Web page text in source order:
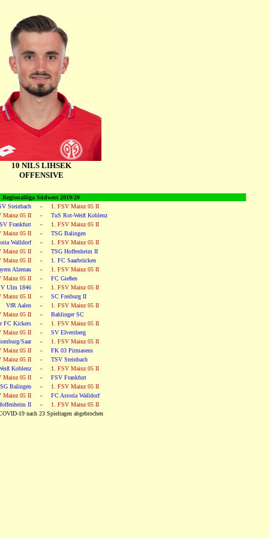
10 NILS LIHSEK
OFFENSIVE
Regionalliga Südwest 2019/20
Steinbach - 1. FSV Mainz 05 II
Mainz 05 II - TuS Rot-Weiß Koblenz
Frankfurt - 1. FSV Mainz 05 II
Mainz 05 II - TSG Balingen
Walldorf - 1. FSV Mainz 05 II
Mainz 05 II - TSG Hoffenheim II
Mainz 05 II - 1. FC Saarbrücken
Alzenau - 1. FSV Mainz 05 II
Mainz 05 II - FC Gießen
Ulm 1846 - 1. FSV Mainz 05 II
Mainz 05 II - SC Freiburg II
VfR Aalen - 1. FSV Mainz 05 II
Mainz 05 II - Bahlinger SC
FC Kickers - 1. FSV Mainz 05 II
Mainz 05 II - SV Elversberg
Saar - 1. FSV Mainz 05 II
Mainz 05 II - FK 03 Pirmasens
Mainz 05 II - TSV Steinbach
Koblenz - 1. FSV Mainz 05 II
Mainz 05 II - FSV Frankfurt
Balingen - 1. FSV Mainz 05 II
Mainz 05 II - FC Astoria Walldorf
II - 1. FSV Mainz 05 II
19 nach 23 Spieltagen abgebrochen